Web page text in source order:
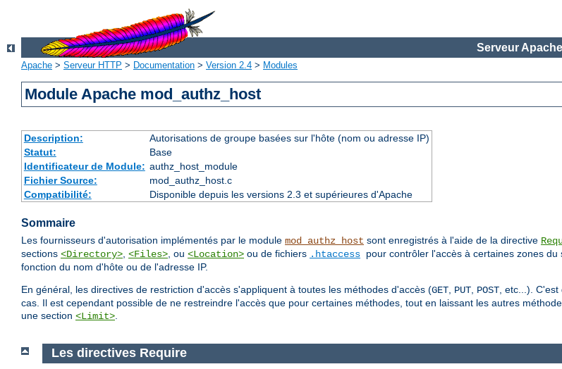
Serveur
Apache > Serveur HTTP > Documentation > Version 2.4 > Modules
Module Apache mod_authz_host
Description:
Autorisations de groupe basées sur l'hôte (nom ou adresse IP)
Statut:
Base
Identificateur de Module: authz_host_module
Fichier Source:
mod_authz_host.c
Compatibilité:
Disponible depuis les versions 2.3 et supérieures d'Apache
Sommaire
Les fournisseurs d'autorisation implémentés par le module mod_authz_host sont enregistrés à l'aide de la directive
sections <Directory>, <Files>, ou <Location> ou de fichiers .htaccess pour contrôler l'accès à certaines zones
fonction du nom d'hôte ou de l'adresse IP.
En général, les directives de restriction d'accès s'appliquent à toutes les méthodes d'accès (GET, PUT, POST, etc...).
cas. Il est cependant possible de ne restreindre l'accès que pour certaines méthodes, tout en laissant les autres
une section <Limit>.
Les directives Require